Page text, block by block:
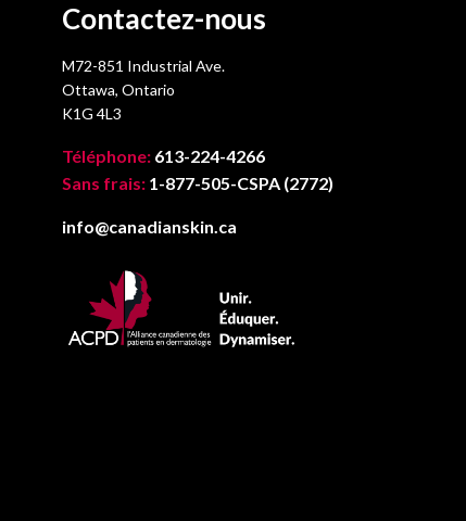
Contactez-nous
M72-851 Industrial Ave.
Ottawa, Ontario
K1G 4L3
Téléphone: 613-224-4266
Sans frais: 1-877-505-CSPA (2772)
info@canadianskin.ca